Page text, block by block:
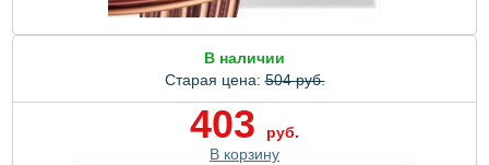
В наличии
Старая цена:504 руб.
403
руб.
В корзину